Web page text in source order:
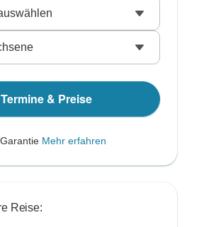
Termine & Preise
Mehr erfahren
Reise: